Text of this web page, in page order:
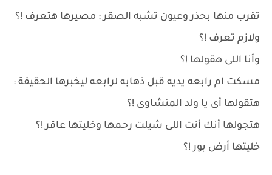
تقرب منها بحذر وعيون تشبه الصقر : مصيرها هتعرف !؟
ولازم تعرف !؟
وأنا اللى هقولها !؟
مسكت ام رابعه يديه قبل ذهابه لرابعه ليخبرها الحقيقة :
هتقولها أى يا ولد المنشاوى !؟
هتجولها أنك أنت اللى شيلت رحمها وخليتها عاقر !؟
خليتها أرض بور !؟